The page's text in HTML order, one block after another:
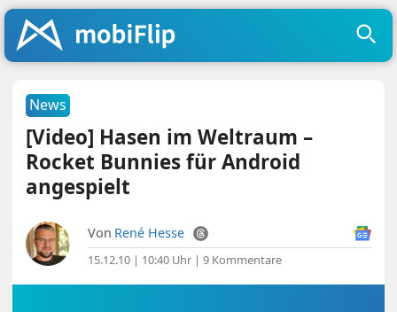
News
[Video] Hasen im Weltraum –
Rocket Bunnies für Android
angespielt
Von René Hesse
15.12.10 | 10:40 Uhr |9 Kommentare